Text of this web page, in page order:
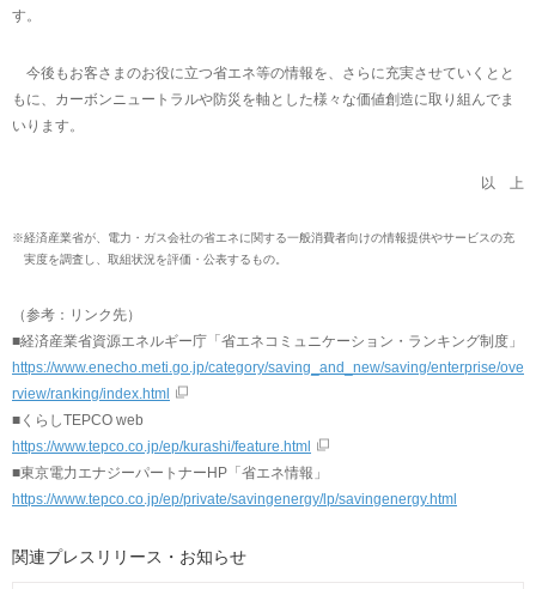
す。
今後もお客さまのお役に立つ省エネ等の情報を、さらに充実させていくとと
もに、カーボンニュートラルや防災を軸とした様々な価値創造に取り組んでま
いります。
以 上
※経済産業省が、電力・ガス会社の省エネに関する一般消費者向けの情報提供やサービスの充
実度を調査し、取組状況を評価・公表するもの。
（参考：リンク先）
■経済産業省資源エネルギー庁「省エネコミュニケーション・ランキング制度」
https://www.enecho.meti.go.jp/category/saving_and_new/saving/enterprise/ove
rview/ranking/index.html
■くらしTEPCO web
https://www.tepco.co.jp/ep/kurashi/feature.html
■東京電力エナジーパートナーHP「省エネ情報」
https://www.tepco.co.jp/ep/private/savingenergy/lp/savingenergy.html
関連プレスリリース・お知らせ